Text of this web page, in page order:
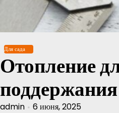
содержимому
Для сада
Отопление
admin
6 июня, 2025